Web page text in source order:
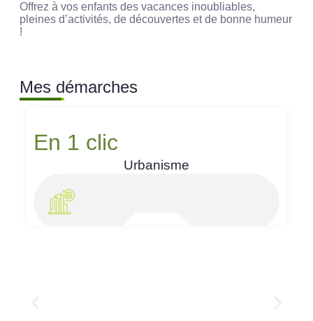
Offrez à vos enfants des vacances inoubliables,
pleines d’activités, de découvertes et de bonne humeur
!
Mes démarches
En 1 clic
Urbanisme